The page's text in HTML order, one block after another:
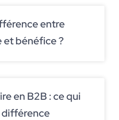
entre
et bénéfice ?
en B2B : ce qui